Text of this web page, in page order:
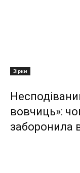
Зірки
вовчиць»:
заборонила